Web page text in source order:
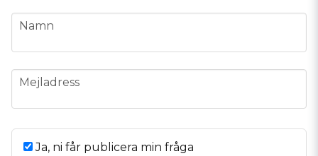
name
Namn
email
Mejladress
Ja, ni får publicera min fråga